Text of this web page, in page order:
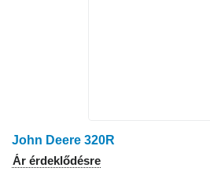
John Deere 320R
Ár érdeklődésre